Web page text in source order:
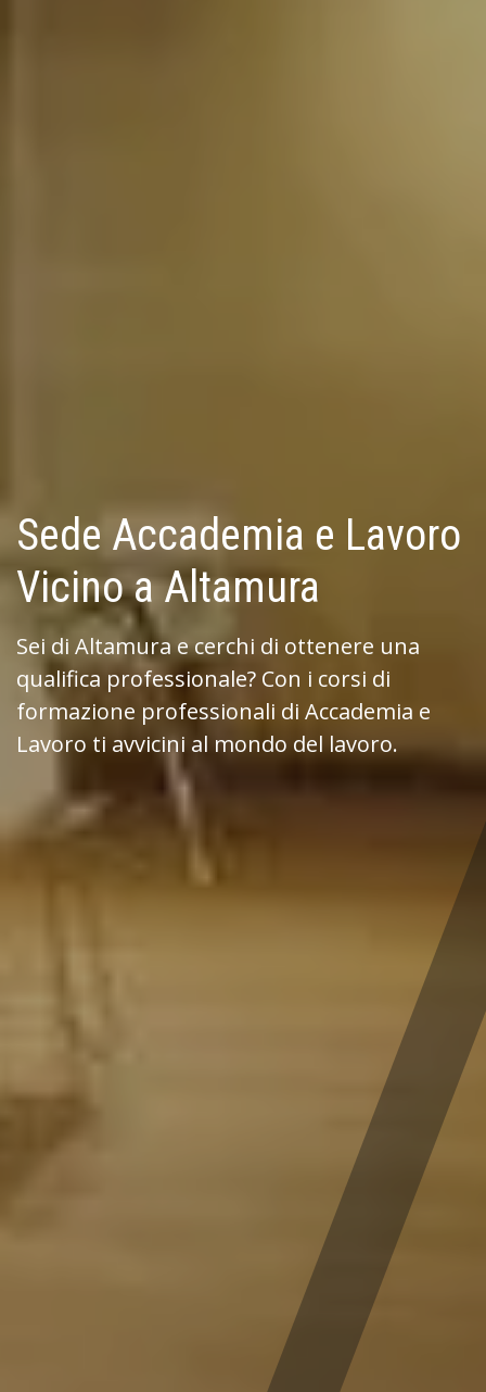
Sede Accademia e Lavoro
Vicino a Altamura
Sei di Altamura e cerchi di ottenere una
qualifica professionale? Con i corsi di
formazione professionali di Accademia e
Lavoro ti avvicini al mondo del lavoro.